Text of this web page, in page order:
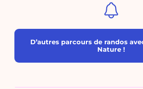
D’autres parcours de randos
Nature !